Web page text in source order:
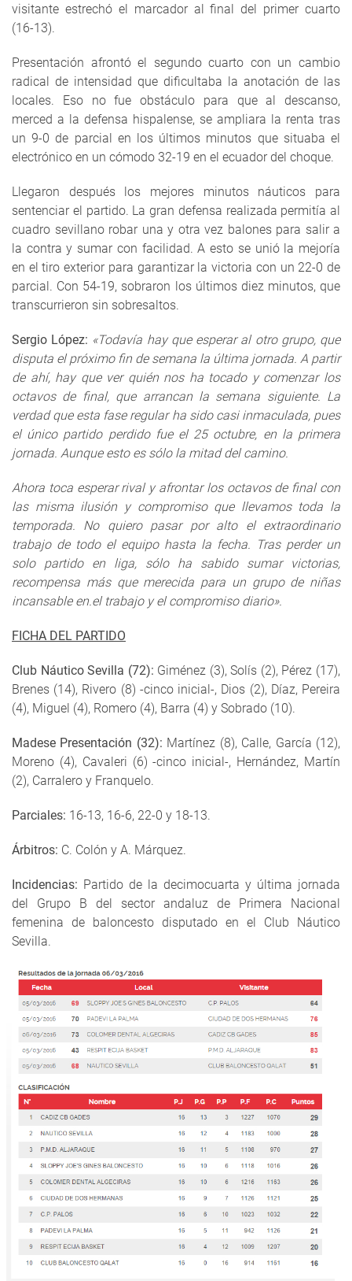
visitante estrechó el marcador al final del primer cuarto
(16-13).
Presentación afrontó el segundo cuarto con un cambio
radical de intensidad que dificultaba la anotación de las
locales. Eso no fue obstáculo para que al descanso,
merced a la defensa hispalense, se ampliara la renta tras
un 9-0 de parcial en los últimos minutos que situaba el
electrónico en un cómodo 32-19 en el ecuador del choque.
Llegaron después los mejores minutos náuticos para
sentenciar el partido. La gran defensa realizada permitía al
cuadro sevillano robar una y otra vez balones para salir a
la contra y sumar con facilidad. A esto se unió la mejoría
en el tiro exterior para garantizar la victoria con un 22-0 de
parcial. Con 54-19, sobraron los últimos diez minutos, que
transcurrieron sin sobresaltos.
Sergio López: «Todavía hay que esperar al otro grupo, que
disputa el próximo fin de semana la última jornada. A partir
de ahí, hay que ver quién nos ha tocado y comenzar los
octavos de final, que arrancan la semana siguiente. La
verdad que esta fase regular ha sido casi inmaculada, pues
el único partido perdido fue el 25 octubre, en la primera
jornada. Aunque esto es sólo la mitad del camino.
Ahora toca esperar rival y afrontar los octavos de final con
las misma ilusión y compromiso que llevamos toda la
temporada. No quiero pasar por alto el extraordinario
trabajo de todo el equipo hasta la fecha. Tras perder un
solo partido en liga, sólo ha sabido sumar victorias,
recompensa más que merecida para un grupo de niñas
incansable en.el trabajo y el compromiso diario».
FICHA DEL PARTIDO
Club Náutico Sevilla (72): Giménez (3), Solís (2), Pérez (17),
Brenes (14), Rivero (8) -cinco inicial-, Dios (2), Díaz, Pereira
(4), Miguel (4), Romero (4), Barra (4) y Sobrado (10).
Madese Presentación (32): Martínez (8), Calle, García (12),
Moreno (4), Cavaleri (6) -cinco inicial-, Hernández, Martín
(2), Carralero y Franquelo.
Parciales: 16-13, 16-6, 22-0 y 18-13.
Árbitros: C. Colón y A. Márquez.
Incidencias: Partido de la decimocuarta y última jornada
del Grupo B del sector andaluz de Primera Nacional
femenina de baloncesto disputado en el Club Náutico
Sevilla.